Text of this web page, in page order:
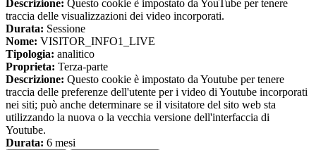
Descrizione: Questo cookie è impostato da YouTube per tenere
traccia delle visualizzazioni dei video incorporati.
Durata: Sessione
Nome: VISITOR_INFO1_LIVE
Tipologia: analitico
Proprieta: Terza-parte
Descrizione: Questo cookie è impostato da Youtube per tenere
traccia delle preferenze dell'utente per i video di Youtube incorporati
nei siti; può anche determinare se il visitatore del sito web sta
utilizzando la nuova o la vecchia versione dell'interfaccia di
Youtube.
Durata: 6 mesi